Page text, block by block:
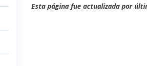
Esta página fue actualizada por